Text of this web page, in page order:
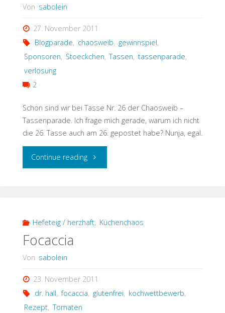
Von sabolein
27. November 2011
Blogparade, chaosweib, gewinnspiel,
Sponsoren, Stoeckchen, Tassen, tassenparade,
verlosung
2
Schon sind wir bei Tasse Nr. 26 der Chaosweib –
Tassenparade. Ich frage mich gerade, warum ich nicht
die 26. Tasse auch am 26. gepostet habe? Nunja, egal.
Continue reading"Tasse
–
Hefeteig / herzhaft, Küchenchaos
Focaccia
Von sabolein
23. November 2011
dr. hall, focaccia, glutenfrei, kochwettbewerb,
Rezept, Tomaten